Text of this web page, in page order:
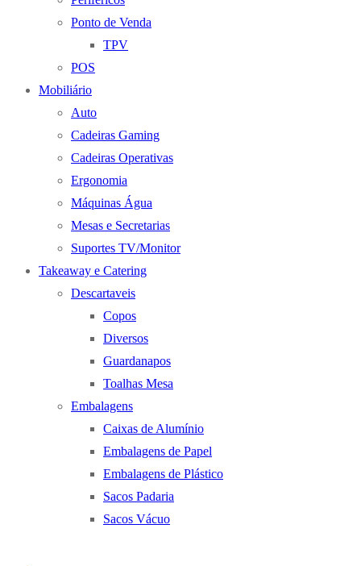
Ponto de Venda
TPV
POS
Mobiliário
Auto
Cadeiras Gaming
Cadeiras Operativas
Ergonomia
Máquinas Água
Mesas e Secretarias
Suportes TV/Monitor
Takeaway e Catering
Descartaveis
Copos
Diversos
Guardanapos
Toalhas Mesa
Embalagens
Caixas de Alumínio
Embalagens de Papel
Embalagens de Plástico
Sacos Padaria
Sacos Vácuo